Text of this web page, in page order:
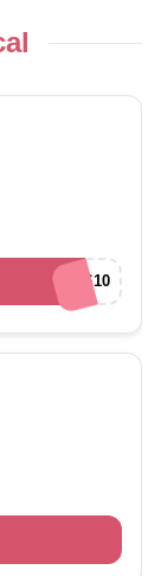
SEMIJOIAS10